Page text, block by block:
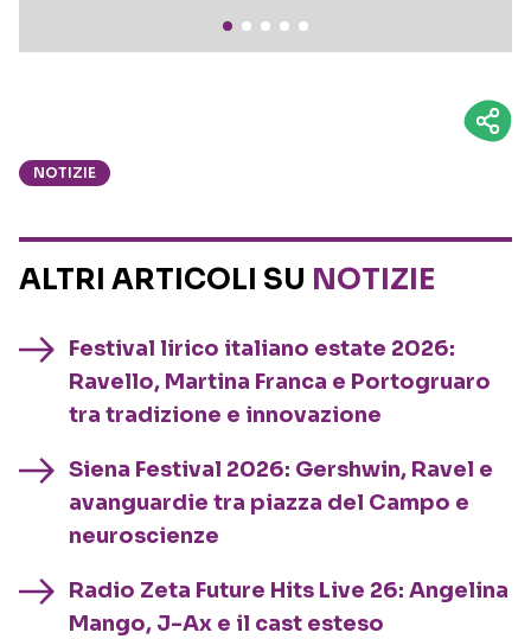
NOTIZIE
ALTRI ARTICOLI SU NOTIZIE
Festival lirico italiano estate 2026:
Ravello, Martina Franca e Portogruaro
tra tradizione e innovazione
Siena Festival 2026: Gershwin, Ravel e
avanguardie tra piazza del Campo e
neuroscienze
Radio Zeta Future Hits Live 26: Angelina
Mango, J-Ax e il cast esteso